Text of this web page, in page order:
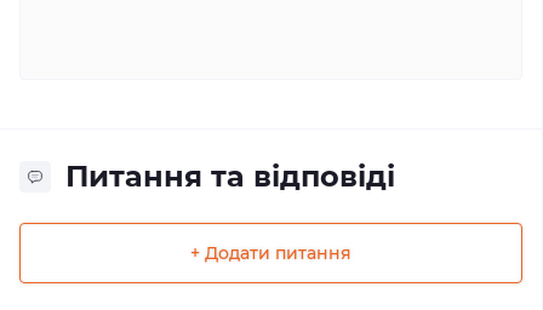
Питання та відповіді
+ Додати питання